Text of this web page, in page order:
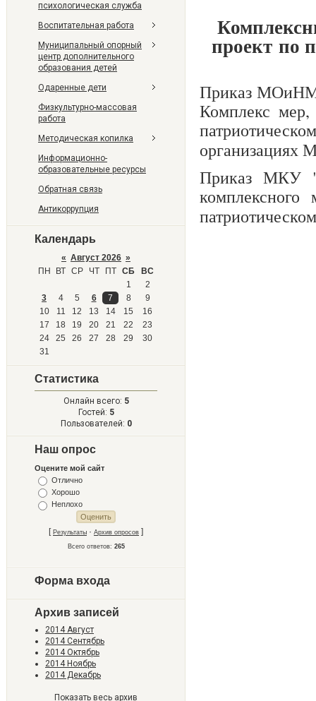
психологическая служба
Воспитательная работа
Муниципальный опорный
центр дополнительного
образования детей
Одаренные дети
Физкультурно-массовая
работа
Методическая копилка
Информационно-
образовательные ресурсы
Обратная связь
Антикоррупция
Календарь
« Август 2026 »
ПН
ВТ СР ЧТ ПТ СБ
ВС
1
2
3
4 5 6 7 8
9
10
11 12 13 14 15
16
17
18 19 20 21 22
23
24
25 26 27 28 29
30
31
Статистика
Онлайн всего: 5
Гостей: 5
Пользователей: 0
Наш опрос
Оцените мой сайт
Отлично
Хорошо
Неплохо
[ Результаты · Архив опросов ]
Всего ответов: 265
Форма входа
Архив записей
2014 Август
2014 Сентябрь
2014 Октябрь
2014 Ноябрь
2014 Декабрь
Показать весь архив
проект по
Приказ
Комплекс мер,
организациях
Приказ МКУ
комплексного